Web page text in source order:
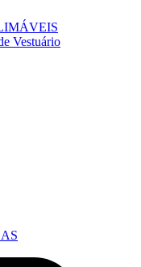
Vestuário